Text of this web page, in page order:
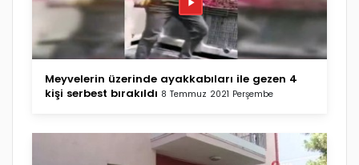
Meyvelerin üzerinde ayakkabıları ile gezen 4
kişi serbest bırakıldı 8 Temmuz 2021 Perşembe